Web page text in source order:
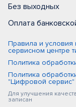
Без выходных
Оплата
Правила и
сервисном центре
Политика
Политика
"Цифровой сервис"
Для улучшения
записан